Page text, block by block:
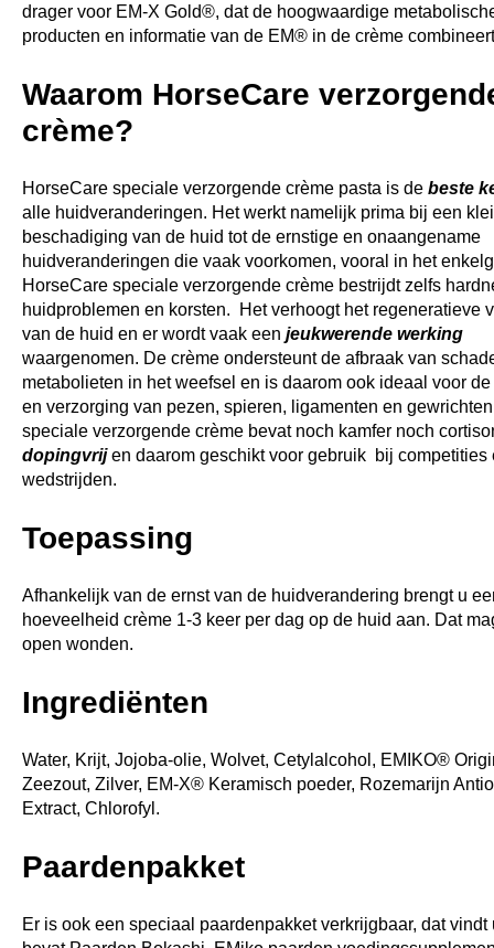
drager voor EM-X Gold®, dat de hoogwaardige
producten en informatie van de EM® in de crème
Waarom HorseCare
crème?
HorseCare speciale verzorgende crème pasta is de beste
alle huidveranderingen. Het werkt namelijk prima bij een
beschadiging van de huid tot de ernstige en onaangename
huidveranderingen die vaak voorkomen, vooral in het
HorseCare speciale verzorgende crème bestrijdt zelfs
huidproblemen en korsten. Het verhoogt het regeneratieve
van de huid en er wordt vaak een jeukwerende werking
waargenomen. De crème ondersteunt de afbraak van
metabolieten in het weefsel en is daarom ook ideaal voor
en verzorging van pezen, spieren, ligamenten en
speciale verzorgende crème bevat noch kamfer noch
dopingvrij en daarom geschikt voor gebruik bij competities
wedstrijden.
Toepassing
Afhankelijk van de ernst van de huidverandering brengt u
hoeveelheid crème 1-3 keer per dag op de huid aan. Dat
open wonden.
Ingrediënten
Water, Krijt, Jojoba-olie, Wolvet, Cetylalcohol, EMIKO®
Zeezout, Zilver, EM-X® Keramisch poeder, Rozemarijn
Extract, Chlorofyl.
Paardenpakket
Er is ook een speciaal paardenpakket verkrijgbaar, dat